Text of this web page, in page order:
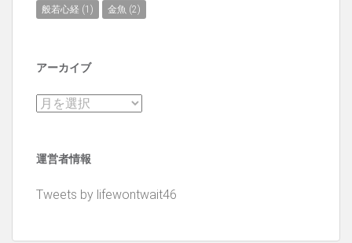
般若心経 (1) 金魚 (2)
アーカイブ
ア
イ
運営者情報
Tweets by lifewontwait46